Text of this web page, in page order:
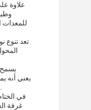
علاوة
للمعدات
تعد تنوع
في
غرفة